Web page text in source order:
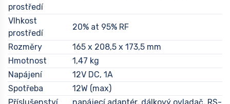
prostředí
Vlhkost
prostředí
20% at 95% RF
Rozměry
165 x 208,5 x 173,5 mm
Hmotnost
1,47 kg
Napájení
12V DC, 1A
Spotřeba
12W (max)
Příslušenství
napájecí adaptér, dálkový ovladač, RS-